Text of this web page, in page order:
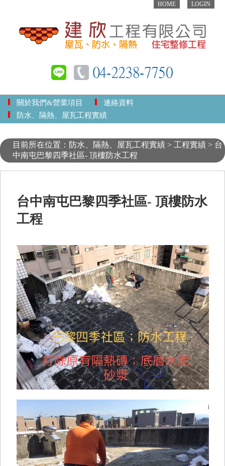
HOME LOGIN
關於我們&營業項目
連絡資料
防水、隔熱、屋瓦工程實績
目前所在位置：防水、隔熱、屋瓦工程實績 > 工程實績 > 台
中南屯巴黎四季社區- 頂樓防水工程
台中南屯巴黎四季社區- 頂樓防水
工程